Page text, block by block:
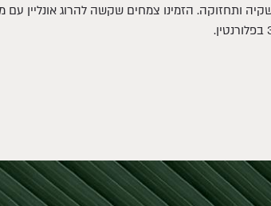
ותחזוקה. הזמינו צמחים שקשה להרוג אונליין